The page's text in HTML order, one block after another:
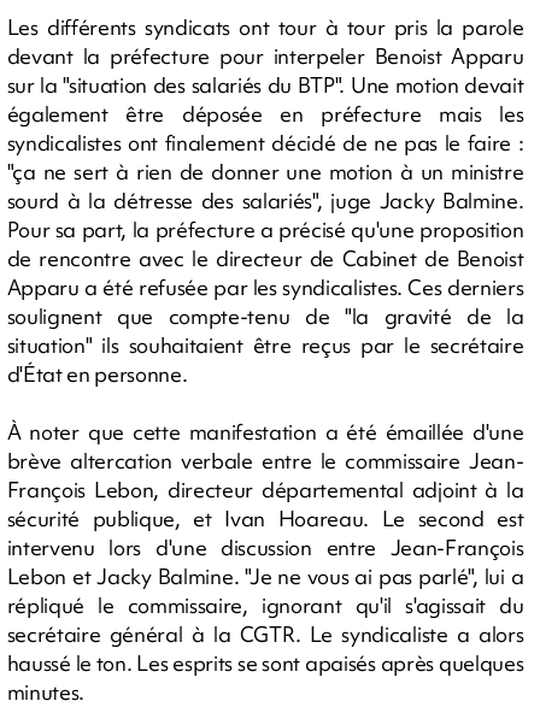
Les différents syndicats ont tour à tour pris la parole
devant la préfecture pour interpeler Benoist Apparu
sur la "situation des salariés du BTP". Une motion devait
également être déposée en préfecture mais les
syndicalistes ont finalement décidé de ne pas le faire :
"ça ne sert à rien de donner une motion à un ministre
sourd à la détresse des salariés", juge Jacky Balmine.
Pour sa part, la préfecture a précisé qu'une proposition
de rencontre avec le directeur de Cabinet de Benoist
Apparu a été refusée par les syndicalistes. Ces derniers
soulignent que compte-tenu de "la gravité de la
situation" ils souhaitaient être reçus par le secrétaire
d'État en personne.
À noter que cette manifestation a été émaillée d'une
brève altercation verbale entre le commissaire Jean-
François Lebon, directeur départemental adjoint à la
sécurité publique, et Ivan Hoareau. Le second est
intervenu lors d'une discussion entre Jean-François
Lebon et Jacky Balmine. "Je ne vous ai pas parlé", lui a
répliqué le commissaire, ignorant qu'il s'agissait du
secrétaire général à la CGTR. Le syndicaliste a alors
haussé le ton. Les esprits se sont apaisés après quelques
minutes.